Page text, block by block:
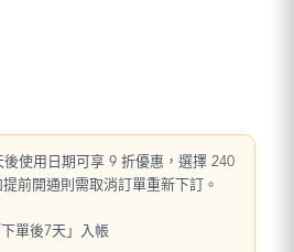
使用日期可享 9 折優惠，選擇 240
前開通則需取消訂單重新下訂。
單後7天」入帳